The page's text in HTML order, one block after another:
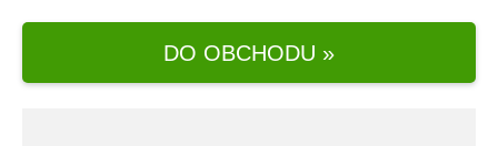
DO OBCHODU »